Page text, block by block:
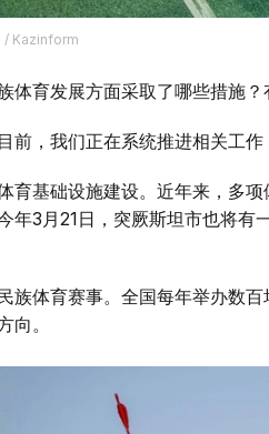
/ Kazinform
体育发展方面采取了哪些措施？
目前，我们正在系统推进相关工作
育基础设施建设。近年来，多
年3月21日，突厥斯坦市也将
族体育赛事。全国每年举办数
向。